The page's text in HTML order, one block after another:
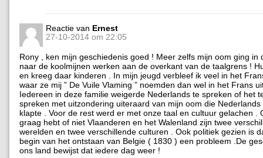
Reactie van Ernest
27-10-2014 om 22:05
Rony , ken mijn geschiedenis goed ! Meer zelfs mijn oom ging in
naar de koolmijnen werken aan de overkant van de taalgrens !
en kreeg daar kinderen . In mijn jeugd verbleef ik veel in het
waar ze mij ” De Vuile Vlaming ” noemden dan wel in het Frans
Iedereen in deze familie weigerde Nederlands te spreken of het
spreken met uitzondering uiteraard van mijn oom die Nederlands
klapte . Voor de rest werd er met onze taal en cultuur gelachen .
graag hebt of niet Vlaanderen en het Walenland zijn twee
werelden en twee verschillende culturen . Ook politiek gezien is
begin van het ontstaan van Belgie ( 1830 ) een probleem .De
ons land bewijst dat iedere dag weer !